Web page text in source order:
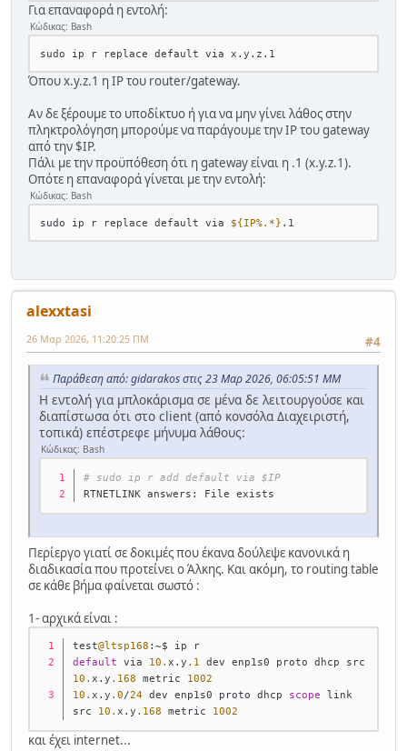
Για επαναφορά η εντολή:
Κώδικας: Bash
Όπου x.y.z.1 η IP του router/gateway.
Αν δε ξέρουμε το υποδίκτυο ή για να μην γίνει λάθος στην
πληκτρολόγηση μπορούμε να παράγουμε την IP του gateway
από την $IP.
Πάλι με την προϋπόθεση ότι η gateway είναι η .1 (x.y.z.1).
Οπότε η επαναφορά γίνεται με την εντολή:
Κώδικας: Bash
sudo ip r replace default via ${IP%.*}
alexxtasi
#4
26 Μαρ 2026, 11:20:25 ΠΜ
Παράθεση από: gidarakos στις 23 Μαρ 2026, 06:05:51 ΜΜ
Η εντολή για μπλοκάρισμα σε μένα δε λειτουργούσε και
διαπίστωσα ότι στο client (από κονσόλα Διαχειριστή,
τοπικά) επέστρεφε μήνυμα λάθους:
Κώδικας: Bash
# sudo ip r add default via $IP
RTNETLINK answers: File exists
Περίεργο γιατί σε δοκιμές που έκανα δούλεψε κανονικά η
διαδικασία που προτείνει ο Άλκης. Και ακόμη, το routing table
σε κάθε βήμα φαίνεται σωστό :
1- αρχικά είναι :
test@ltsp168 :~$ ip r
default via 10.x.y .1
10.x.y .168 metric 1002
10.x.y .0/24 dev enp1s0 proto dhcp scope link
src 10.x.y .168 metric 1002
και έχει internet...